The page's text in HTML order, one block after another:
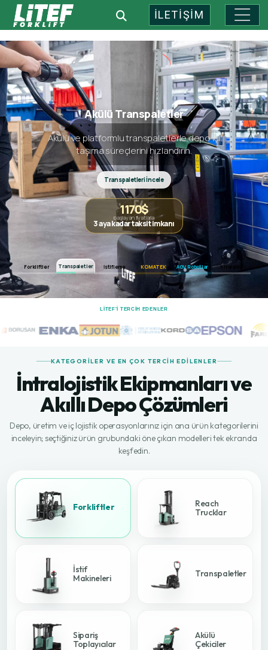
İLETİŞİM
Endüstriyel Depo
Forkliftler Transpaletler İstifleme KOMATEK AGV Robotlar Kiralama
Akülü Transpaletler
Akülü ve platformlu transpaletlerle depo içi
taşıma süreçlerini hızlandırın.
Transpaletleri İncele
1170$
başlayan fiyatlarla
3 aya kadar taksit imkanı
ForkliftlerTranspaletler
LİTEF'I TERCIH EDENLER
KATEGORILER VE EN ÇOK TERCIH EDILENLER
İntralojistik Ekipmanları ve
Akıllı Depo Çözümleri
Depo, üretim ve iç lojistik operasyonlarınız için ana ürün kategorilerini
inceleyin; seçtiğiniz ürün grubundaki öne çıkan modelleri tek ekranda
keşfedin.
Forkliftler
Reach
Trucklar
İstif
Makineleri
Transpaletler
Sipariş
Toplayıcılar
Akülü
Çekiciler